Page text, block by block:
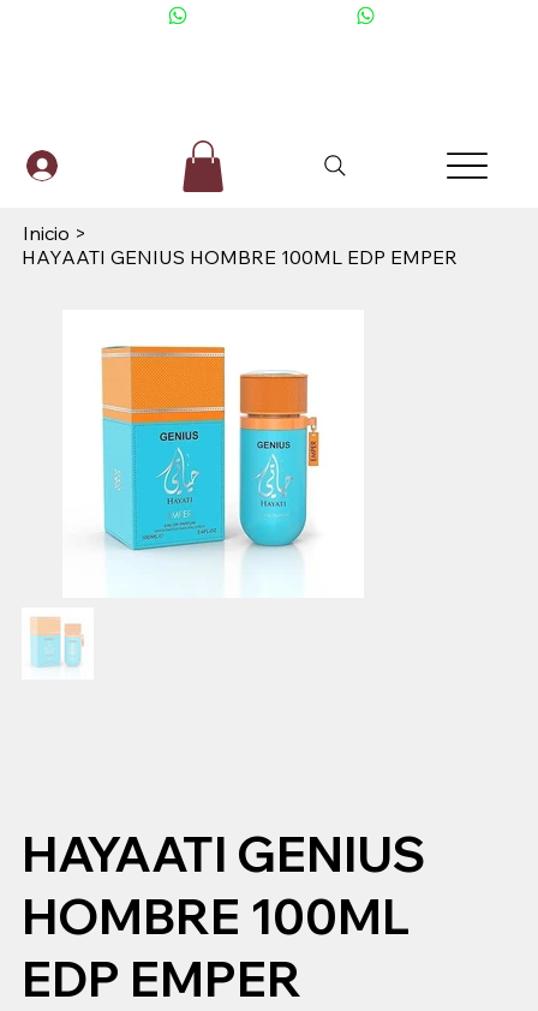
Inicio >
HAYAATI GENIUS HOMBRE 100ML EDP EMPER
HAYAATI GENIUS
HOMBRE 100ML
EDP EMPER